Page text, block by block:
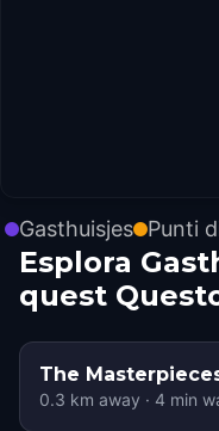
Gasthuisjes Punti
Esplora
quest
The
0.3 km away · 4 min